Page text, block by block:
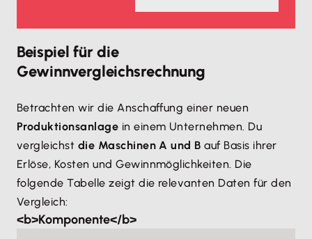
Beispiel für die
Gewinnvergleichsrechnung
Betrachten wir die Anschaffung einer neuen
Produktionsanlage in einem Unternehmen. Du
vergleichst die Maschinen A und B auf Basis ihrer
Erlöse, Kosten und Gewinnmöglichkeiten. Die
folgende Tabelle zeigt die relevanten Daten für den
Vergleich:
<b>Komponente</b>